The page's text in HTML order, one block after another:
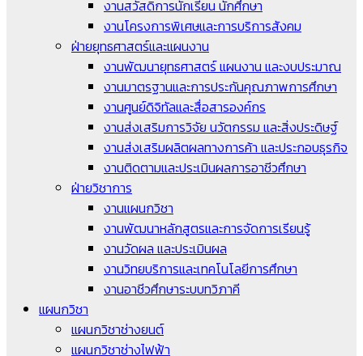
งานสวัสดิการนักเรียน นักศึกษา
งานโครงการพิเศษและการบริการสังคม
ฝ่ายยุทธศาสตร์และแผนงาน
งานพัฒนายุทธศาสตร์ แผนงาน และงบประมาณ
งานมาตรฐานและการประกันคุณภาพการศึกษา
งานศูนย์ดิจิทัลและสื่อสารองค์กร
งานส่งเสริมการวิจัย นวัตกรรม และสิ่งประดิษฐ์
งานส่งเสริมผลิตผลทางการค้า และประกอบธุรกิจ
งานติดตามและประเมินผลการอาชีวศึกษา
ฝ่ายวิชาการ
งานแผนกวิชา
งานพัฒนาหลักสูตรและการจัดการเรียนรู้
งานวัดผล และประเมินผล
งานวิทยบริการและเทคโนโลยีการศึกษา
งานอาชีวศึกษาระบบทวิภาคี
แผนกวิชา
แผนกวิชาช่างยนต์
แผนกวิชาช่างไฟฟ้า